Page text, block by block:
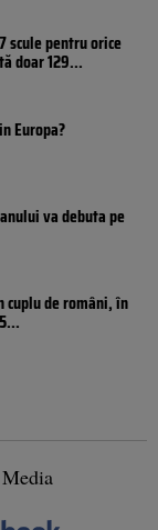
scule pentru orice
doar 129...
Europa?
va debuta pe
cuplu de români, în